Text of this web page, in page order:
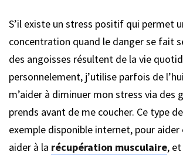
S’il existe un stress positif qui permet
concentration quand le danger se fait
des angoisses résultent de la vie
personnelement, j’utilise parfois de
m’aider à diminuer mon stress via des
prends avant de me coucher. Ce type
exemple disponible internet, pour
aider à la récupération musculaire,